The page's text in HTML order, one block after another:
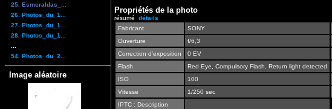
25. Esmeraldas_...
26. Photos_du_1...
27. Photos_du_1...
28. Photos_du_1...
54. Photos_du_2...
Image aléatoire
Propriétés de la photo
résumé détails
Fabricant
SONY
Ouverture
f/6,3
Correction d'exposition
0 EV
Flash
Red Eye, Compulsory Flash, Return light detected
ISO
100
Vitesse
1/250 sec
IPTC : Description